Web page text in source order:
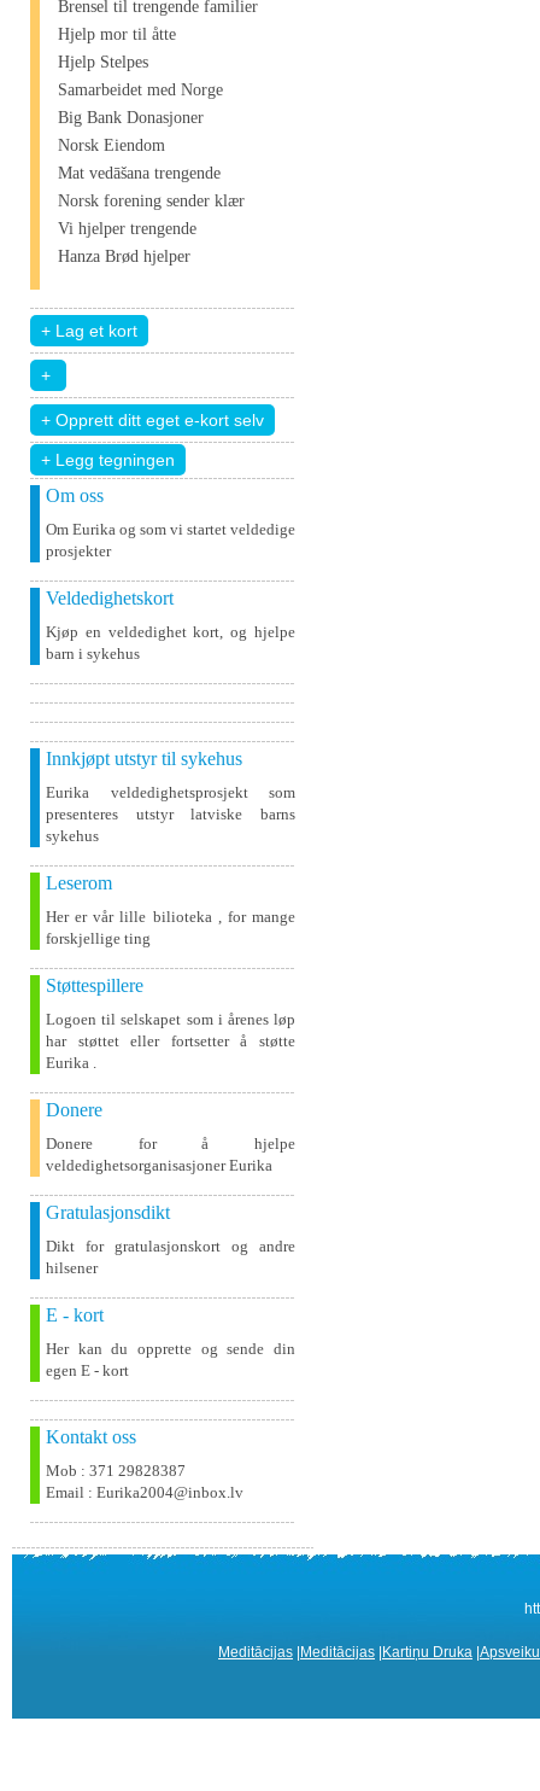
Brensel til trengende familier
Hjelp mor til åtte
Hjelp Stelpes
Samarbeidet med Norge
Big Bank Donasjoner
Norsk Eiendom
Mat vedāšana trengende
Norsk forening sender klær
Vi hjelper trengende
Hanza Brød hjelper
+ Legg tegningen
Om oss
Om Eurika og som vi startet veldedige
prosjekter
Veldedighetskort
Kjøp en veldedighet kort, og hjelpe
barn i sykehus
Innkjøpt utstyr til sykehus
Eurika veldedighetsprosjekt som
presenteres utstyr latviske barns
sykehus
Leserom
Her er vår lille bilioteka , for mange
forskjellige ting
Støttespillere
Logoen til selskapet som i årenes løp
har støttet eller fortsetter å støtte
Eurika .
Donere
Donere for å hjelpe
veldedighetsorganisasjoner Eurika
Gratulasjonsdikt
Dikt for gratulasjonskort og andre
hilsener
E - kort
Her kan du opprette og sende din
egen E - kort
Kontakt oss
Mob : 371 29828387
Email : Eurika2004@inbox.lv
Meditācijas Meditācijas Kartiņu Druka